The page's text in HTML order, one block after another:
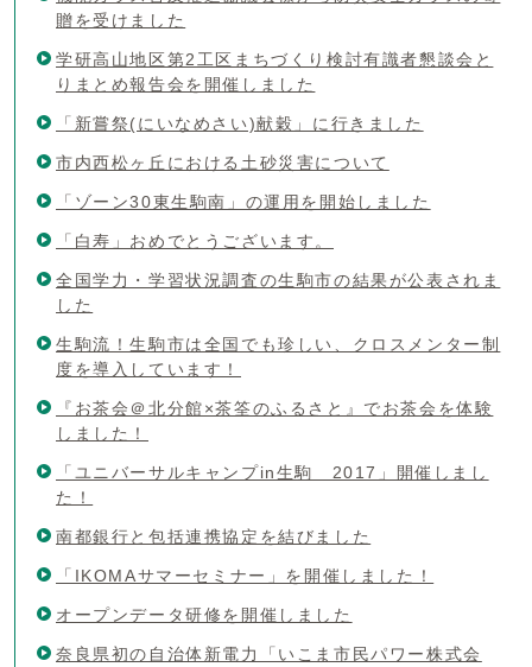
贈を受けました
学研高山地区第2工区まちづくり検討有識者懇談会と
りまとめ報告会を開催しました
「新嘗祭(にいなめさい)献穀」に行きました
市内西松ヶ丘における土砂災害について
「ゾーン30東生駒南」の運用を開始しました
「白寿」おめでとうございます。
全国学力・学習状況調査の生駒市の結果が公表されま
した
生駒流！生駒市は全国でも珍しい、クロスメンター制
度を導入しています！
『お茶会＠北分館×茶筌のふるさと』でお茶会を体験
しました！
「ユニバーサルキャンプin生駒 2017」開催しまし
た！
南都銀行と包括連携協定を結びました
「IKOMAサマーセミナー」を開催しました！
オープンデータ研修を開催しました
奈良県初の自治体新電力「いこま市民パワー株式会